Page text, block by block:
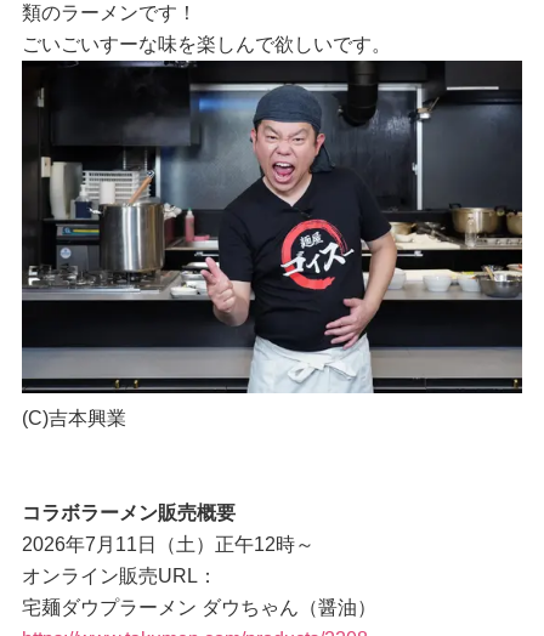
類のラーメンです！
ごいごいすーな味を楽しんで欲しいです。
(C)吉本興業
コラボラーメン販売概要
2026年7月11日（土）正午12時～
オンライン販売URL：
宅麺ダウプラーメン ダウちゃん（醤油）